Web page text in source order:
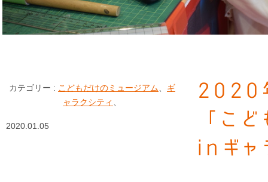
2020
「こ
inギャ
カテゴリー : こどもだけのミュージアム
ギ
ャラクシティ
2020.01.05